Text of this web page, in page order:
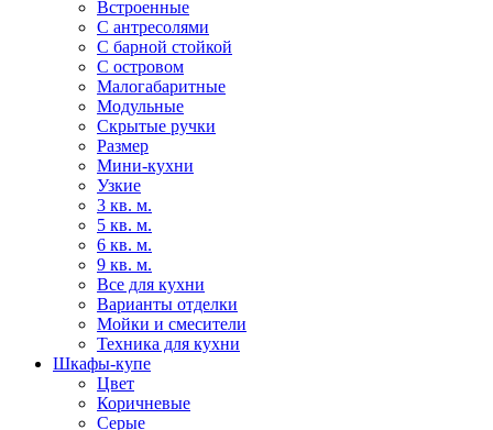
Встроенные
С антресолями
С барной стойкой
С островом
Малогабаритные
Модульные
Скрытые ручки
Размер
Мини-кухни
Узкие
3 кв. м.
5 кв. м.
6 кв. м.
9 кв. м.
Все для кухни
Варианты отделки
Мойки и смесители
Техника для кухни
Шкафы-купе
Цвет
Коричневые
Серые